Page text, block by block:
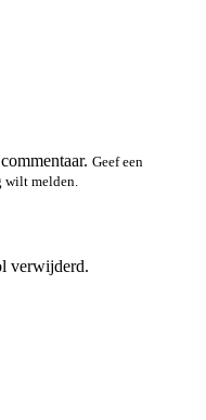
Geef een
wilt melden.
verwijderd.